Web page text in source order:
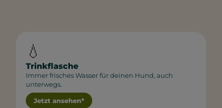
💧
Trinkflasche
Immer frisches Wasser für deinen Hund, auch
unterwegs.
Jetzt ansehen*